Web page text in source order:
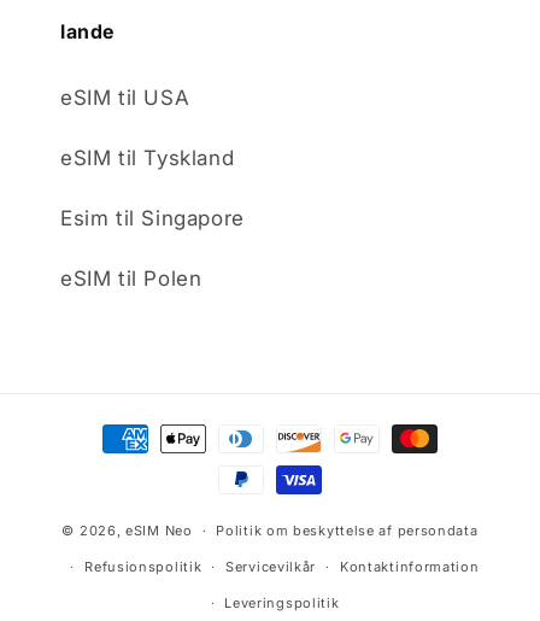
lande
eSIM til USA
eSIM til Tyskland
Esim til Singapore
eSIM til Polen
Betalingsmetoder
© 2026,eSIM Neo Politik om beskyttelse af persondata
Refusionspolitik Servicevilkår Kontaktinformation
Leveringspolitik